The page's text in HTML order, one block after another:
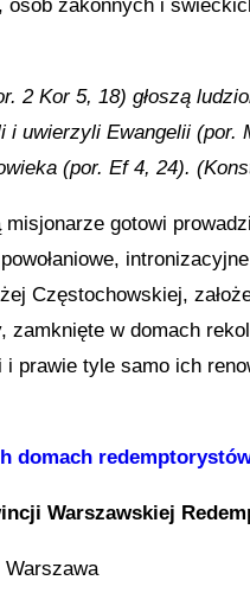
zakonnych i
2 Kor 5, 18) głoszą
uwierzyli Ewangelii (por.
(por. Ef 4, 24).
gotowi
Częstochowskiej,
zamknięte w domach
prawie tyle samo ich
domach
Warszawskiej